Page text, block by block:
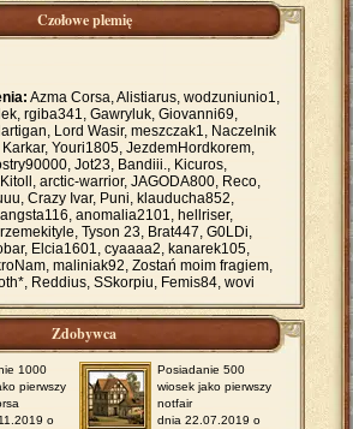
Czołowe plemię
Azma Corsa, Alistiarus, wodzuniunio1,
rgiba341, Gawryluk, Giovanni69,
Lord Wasir, meszczak1, Naczelnik
Youri1805, JezdemHordkorem,
Jot23, Bandiii., Kicuros,
arctic-warrior, JAGODA800, Reco,
Crazy Ivar, Puni, klauducha852,
anomalia2101, hellriser,
Tyson 23, Brat447, G0LDi,
Elcia1601, cyaaaa2, kanarek105,
maliniak92, Zostań moim fragiem,
Reddius, SSkorpiu, Femis84, wovi
Zdobywca
1000
pierwszy
o
Posiadanie 500
wiosek jako pierwszy
notfair
dnia 22.07.2019 o